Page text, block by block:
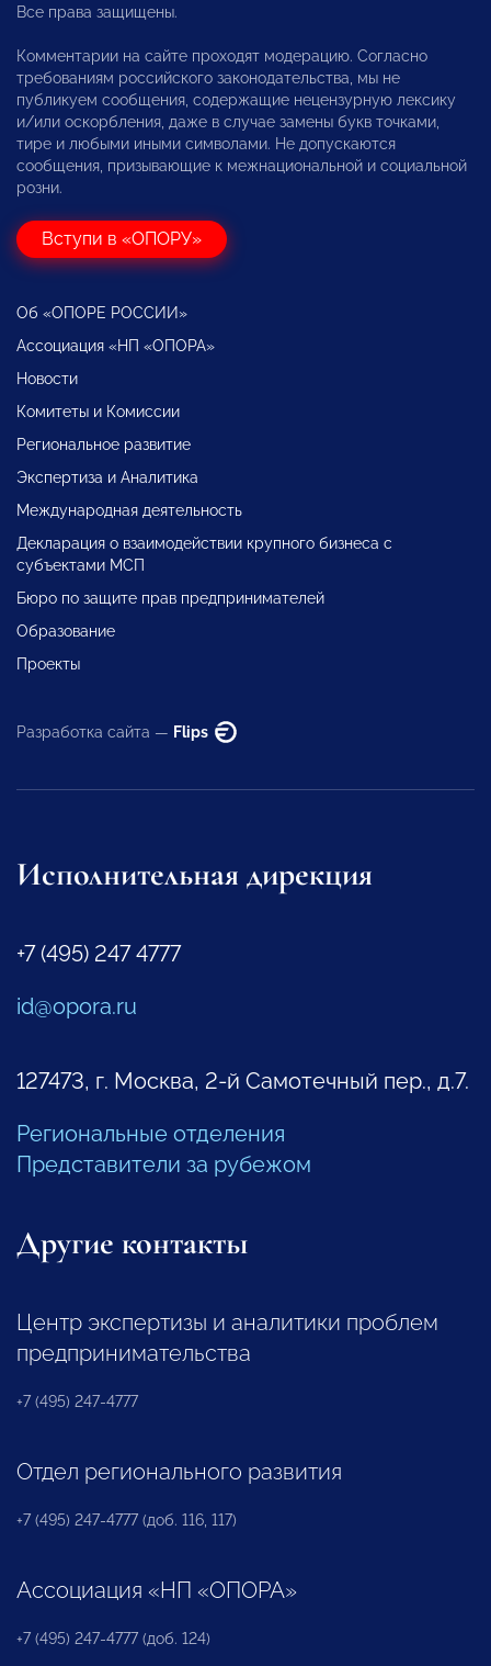
Все права защищены.
Комментарии на сайте проходят модерацию. Согласно
требованиям российского законодательства, мы не
публикуем сообщения, содержащие нецензурную лексику
и/или оскорбления, даже в случае замены букв точками,
тире и любыми иными символами. Не допускаются
сообщения, призывающие к межнациональной и социальной
розни.
Вступи в «ОПОРУ»
Об «ОПОРЕ РОССИИ»
Ассоциация «НП «ОПОРА»
Новости
Комитеты и Комиссии
Региональное развитие
Экспертиза и Аналитика
Международная деятельность
Декларация о взаимодействии крупного бизнеса с
субъектами МСП
Бюро по защите прав предпринимателей
Образование
Проекты
Разработка сайта — Flips
Исполнительная дирекция
+7 (495) 247 4777
id@opora.ru
127473, г. Москва, 2-й Самотечный пер., д.7.
Региональные отделения
Представители за рубежом
Другие контакты
Центр экспертизы и аналитики проблем
предпринимательства
+7 (495) 247-4777
Отдел регионального развития
+7 (495) 247-4777 (доб. 116, 117)
Ассоциация «НП «ОПОРА»
+7 (495) 247-4777 (доб. 124)